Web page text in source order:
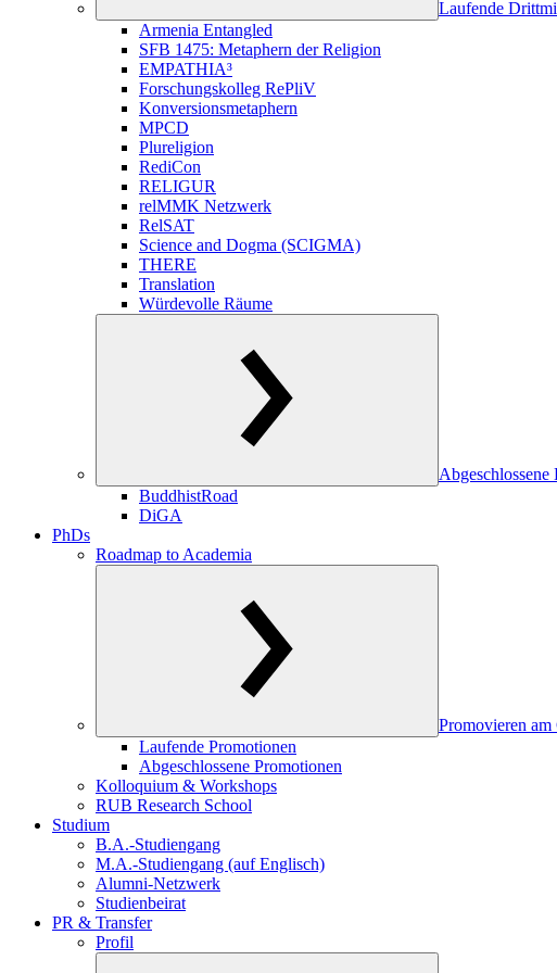
Laufende
Armenia Entangled
SFB 1475: Metaphern der Religion
EMPATHIA³
Forschungskolleg RePliV
Konversionsmetaphern
MPCD
Plureligion
RediCon
RELIGUR
relMMK Netzwerk
RelSAT
Science and Dogma (SCIGMA)
THERE
Translation
Würdevolle Räume
BuddhistRoad
DiGA
PhDs
Roadmap to Academia
Promovieren am
Laufende Promotionen
Abgeschlossene Promotionen
Kolloquium & Workshops
RUB Research School
Studium
B.A.-Studiengang
M.A.-Studiengang (auf Englisch)
Alumni-Netzwerk
Studienbeirat
PR & Transfer
Profil